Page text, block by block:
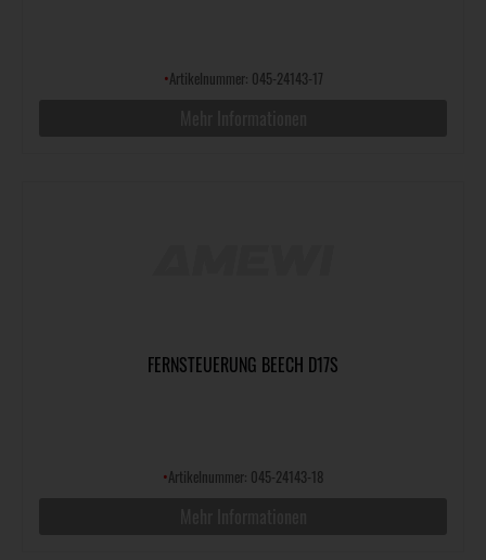
•Artikelnummer: 045-24143-17
FERNSTEUERUNG BEECH D17S
•Artikelnummer: 045-24143-18